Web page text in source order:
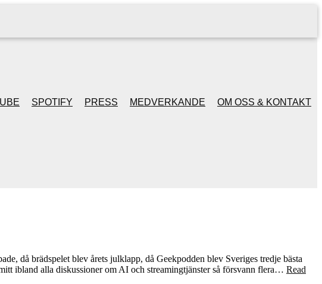
SPOTIFY PRESS MEDVERKANDE OM OSS & KONTAKT
då brädspelet blev årets julklapp, då Geekpodden blev Sveriges tredje bästa
ibland alla diskussioner om AI och streamingtjänster så försvann flera… Read